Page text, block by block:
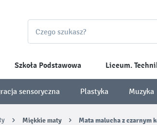
Szkoła Podstawowa Liceum.
sensoryczna Plastyka Muzyka
Miękkie maty Mata malucha z czarnym